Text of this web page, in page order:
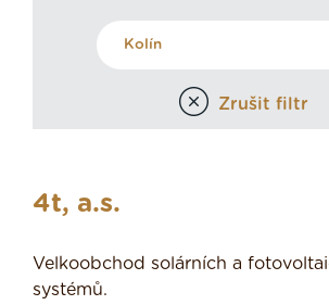
Zrušit filtr
4t, a.s.
Velkoobchod solárních a
systémů.